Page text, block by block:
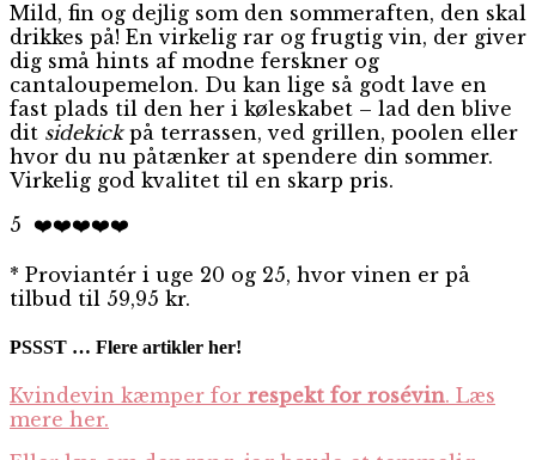
Mild, fin og dejlig som den sommeraften, den skal
drikkes på! En virkelig rar og frugtig vin, der giver
dig små hints af modne ferskner og
cantaloupemelon. Du kan lige så godt lave en
fast plads til den her i køleskabet – lad den blive
dit sidekickpå terrassen, ved grillen, poolen eller
hvor du nu påtænker at spendere din sommer.
Virkelig god kvalitet til en skarp pris.
5 ❤️❤️❤️❤️❤️
* Proviantér i uge 20 og 25, hvor vinen er på
tilbud til 59,95 kr.
PSSST … Flere artikler her!
Kvindevin kæmper for respekt for rosévin. Læs
mere her.